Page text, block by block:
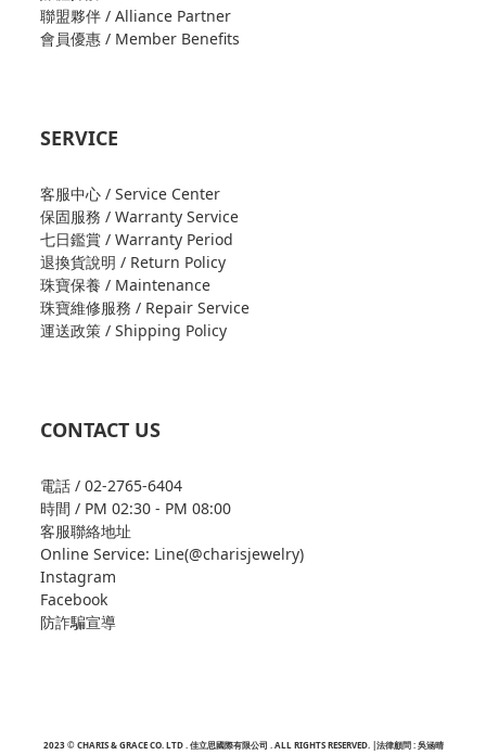
聯盟夥伴 / Alliance Partner
會員優惠 / Member Benefits
SERVICE
客服中心 / Service Center
保固服務 / Warranty Service
七日鑑賞 / Warranty Period
退換貨說明 / Return Policy
珠寶保養 / Maintenance
珠寶維修服務 / Repair Service
運送政策 / Shipping Policy
CONTACT US
電話 / 02-2765-6404
時間 / PM 02:30 - PM 08:00
客服聯絡地址
Online Service: Line(@charisjewelry)
Instagram
Facebook
防詐騙宣導
2023 © CHARIS & GRACE CO. LTD . 佳立思國際有限公司 . ALL RIGHTS RESERVED. |法律顧問 : 吳涵晴